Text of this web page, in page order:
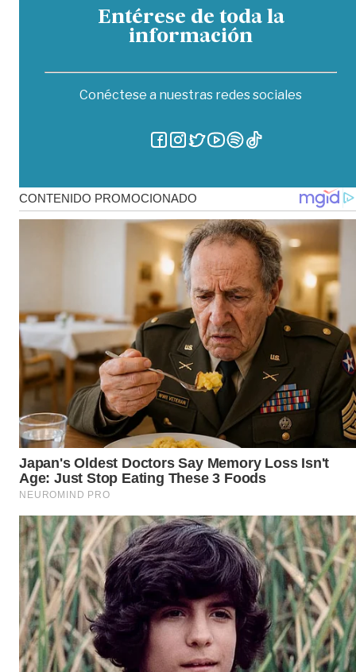
Entérese de toda la
información
Conéctese a nuestras redes sociales